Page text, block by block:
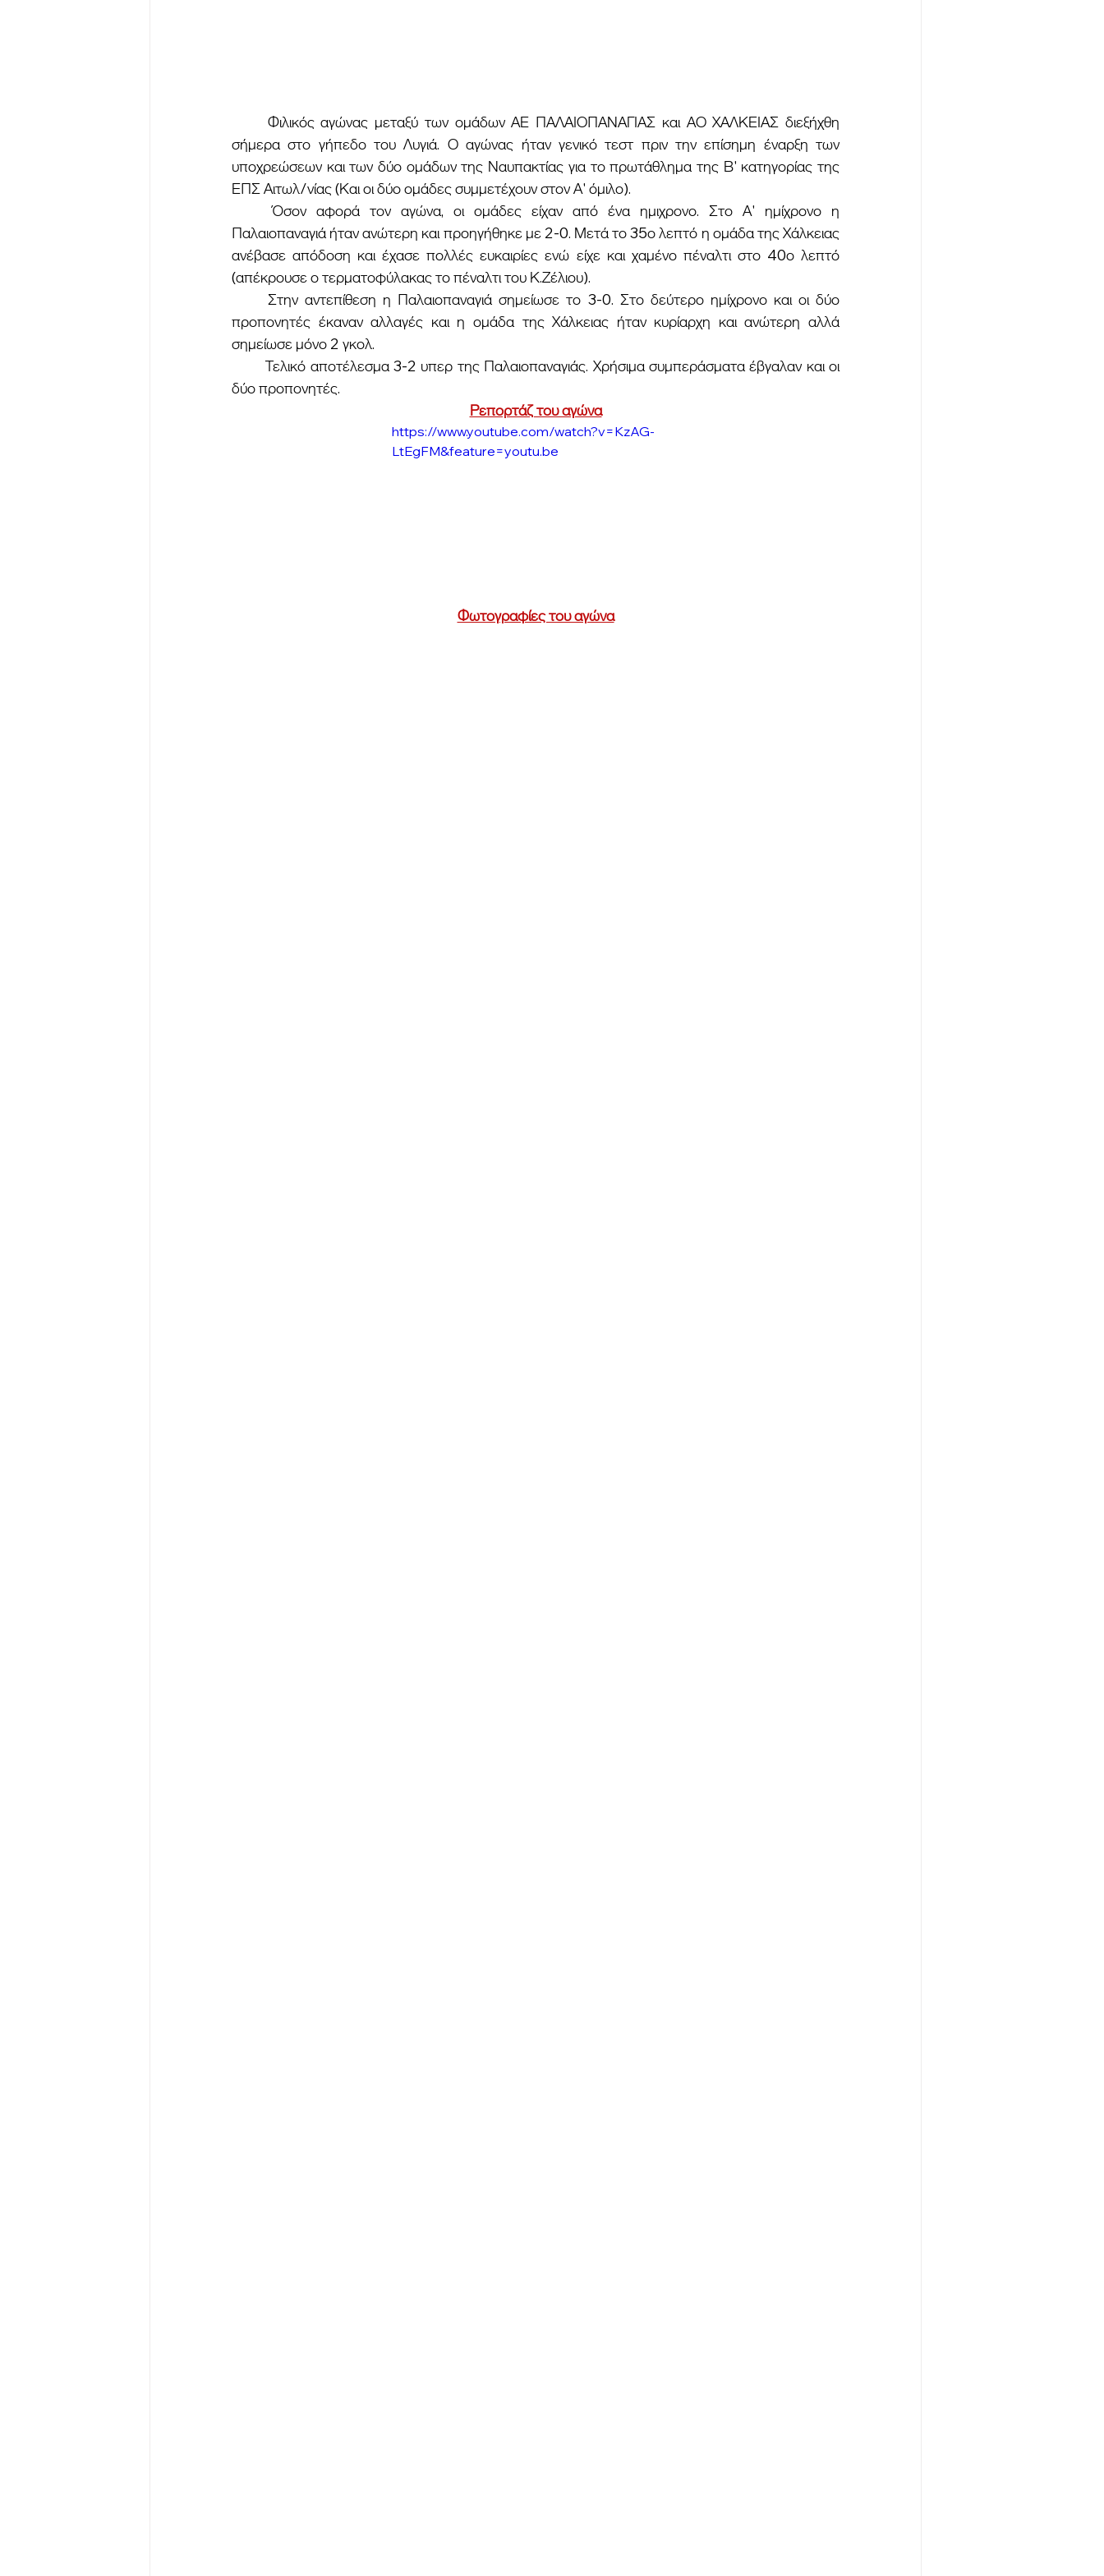
σήμερα στο γήπεδο του Λυγιά. Ο αγώνας ήταν γενικό τεστ πριν την επίσημη έναρξη των
υποχρεώσεων και των δύο ομάδων της Ναυπακτίας για το πρωτάθλημα της Β' κατηγορίας της
ΕΠΣ Αιτωλ/νίας (Και οι δύο ομάδες συμμετέχουν στον Α' όμιλο).
Παλαιοπαναγιά ήταν ανώτερη και προηγήθηκε με 2-0. Μετά το 35ο λεπτό η ομάδα της Χάλκειας
ανέβασε απόδοση και έχασε πολλές ευκαιρίες ενώ είχε και χαμένο πέναλτι στο 40ο λεπτό
(απέκρουσε ο τερματοφύλακας το πέναλτι του Κ.Ζέλιου).
προπονητές έκαναν αλλαγές και η ομάδα της Χάλκειας ήταν κυρίαρχη και ανώτερη αλλά
σημείωσε μόνο 2 γκολ.
	Τελικό αποτέλεσμα 3-2 υπερ της Παλαιοπαναγιάς. Χρήσιμα συμπεράσματα έβγαλαν και οι
δύο προπονητές.
Ρεπορτάζ του αγώνα
https://www.youtube.com/watch?v=KzAG-
LtEgFM&feature=youtu.be
Φωτογραφίες του αγώνα